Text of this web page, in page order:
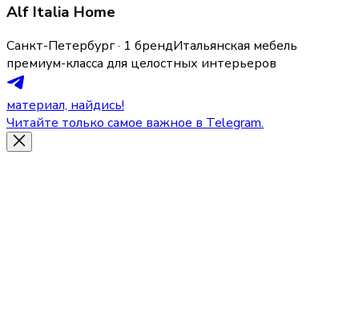
Alf Italia Home
Санкт-Петербург · 1 брендИтальянская мебель
премиум-класса для целостных интерьеров
материал, найдись!
Читайте только самое важное в Telegram.